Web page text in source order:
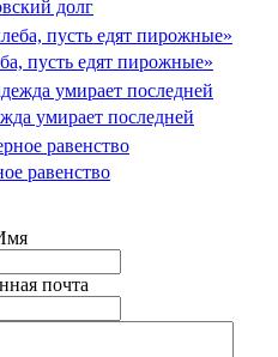
долг
пусть едят пирожные»
умирает последней
равенство
почта